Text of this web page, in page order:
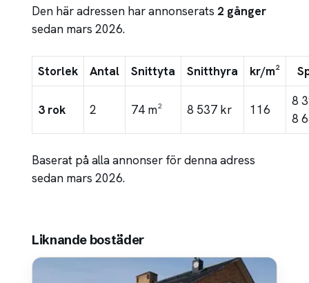
Den här adressen har annonserats 2 gånger
sedan mars 2026.
Storlek Antal Snittyta Snitthyra kr/m²
3 rok 2 74 m² 8 537 kr 116
8
8
Baserat på alla annonser för denna adress
sedan mars 2026.
Liknande bostäder